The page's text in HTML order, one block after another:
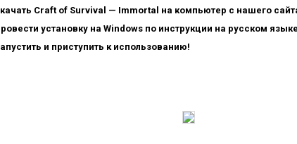
Craft of Survival — Immortal на компьютер с нашего
установку на Windows по инструкции на русском
и приступить к использованию!